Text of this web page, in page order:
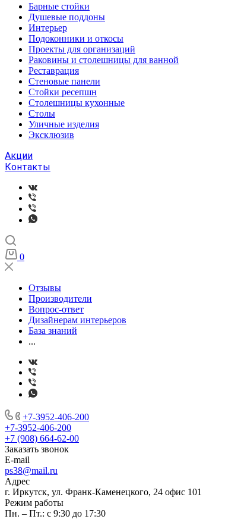
Барные стойки
Душевые поддоны
Интерьер
Подоконники и откосы
Проекты для организаций
Раковины и столешницы для ванной
Реставрация
Стеновые панели
Стойки ресепшн
Столешницы кухонные
Столы
Уличные изделия
Эксклюзив
Акции
Контакты
0
Отзывы
Производители
Вопрос-ответ
Дизайнерам интерьеров
База знаний
...
+7-3952-406-200
+7-3952-406-200
+7 (908) 664-62-00
Заказать звонок
E-mail
ps38@mail.ru
Адрес
г. Иркутск, ул. Франк-Каменецкого, 24 офис 101
Режим работы
Пн. – Пт.: с 9:30 до 17:30